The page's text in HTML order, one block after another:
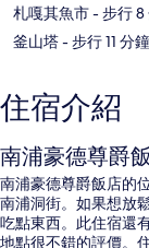
札嘎其魚市- 步行 8
釜山塔- 步行 11 分鐘
住宿介紹
南浦豪德尊爵
南浦豪德尊爵飯店的
南浦洞街。如果想放
吃點東西。此住宿還
地點很不錯的評價。